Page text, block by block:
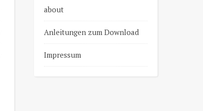
about
Anleitungen zum Download
Impressum